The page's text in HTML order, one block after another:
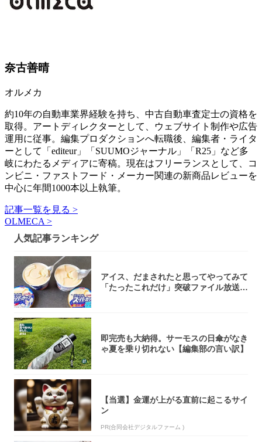
奈古善晴
オルメカ
約10年の自動車業界経験を持ち、中古自動車査定士の資格を
取得。アートディレクターとして、ウェブサイト制作や広告
運用に従事。編集プロダクションへ転職後、編集者・ライタ
ーとして「editeur」「SUUMOジャーナル」「R25」など多
岐にわたるメディアに寄稿。現在はフリーランスとして、コ
ンビニ・ファストフード・メーカー関連の新商品レビューを
中心に年間1000本以上執筆。
記事一覧を見る >
OLMECA >
人気記事ランキング
アイス、だまされたと思ってやってみて
「たったこれだけ」突破ファイル放送で
即完売も大納得。サーモスの日傘がなき
ゃ夏を乗り切れない【編集部の言い訳】
【当選】金運が上がる直前に起こるサイ
ン
PR(合同会社デジタルファーム )